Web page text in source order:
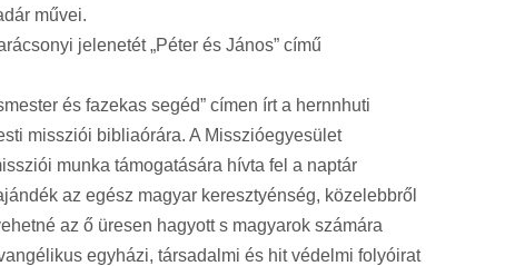
művei.
jelenetét „Péter és János” című
és fazekas segéd” címen írt a hernnhuti
missziói bibliaórára. A Misszióegyesület
munka támogatására hívta fel a naptár
az egész magyar keresztyénség, közelebbről
az ő üresen hagyott s magyarok számára
egyházi, társadalmi és hit védelmi folyóirat